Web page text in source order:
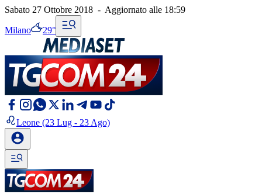
Sabato 27 Ottobre 2018 - Aggiornato alle 18:59
Milano 29°
Leone (23 Lug - 23 Ago)